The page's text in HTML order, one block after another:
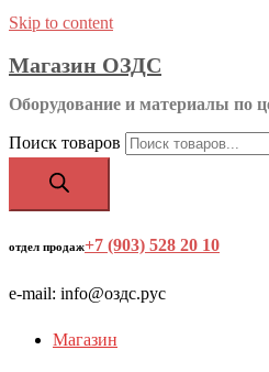
Skip to content
Магазин ОЗДС
Оборудование и материалы по
Поиск товаров
отдел продаж+7 (903) 528 20 10
e-mail: info@оздс.рус
Магазин